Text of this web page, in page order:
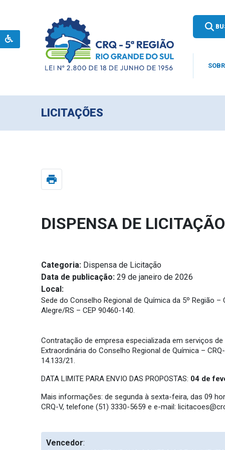
LICITAÇÕES
print
DISPENSA DE
Categoria: Dispensa de Licitação
Data de publicação: 29 de janeiro de 2026
Local:
Sede do Conselho Regional de Química da 5º Região
Alegre/RS – CEP 90460-140.
Contratação de empresa especializada em serviços
Extraordinária do Conselho Regional de Química –
14.133/21.
DATA LIMITE PARA ENVIO DAS PROPOSTAS: 04 de
Mais informações: de segunda à sexta-feira, das 09
CRQ-V, telefone (51) 3330-5659 e e-mail:
Vencedor: